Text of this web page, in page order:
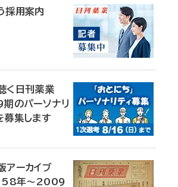
採用案内
く日刊薬業
のパーソナリ
募集します
アーカイブ
年～2009